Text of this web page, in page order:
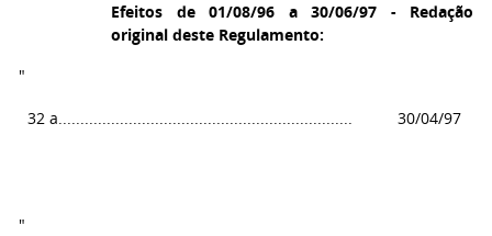
Efeitos de 01/08/96 a 30/06/97 - Redação
original deste Regulamento:
"
32 a................................................................... 30/04/97
"